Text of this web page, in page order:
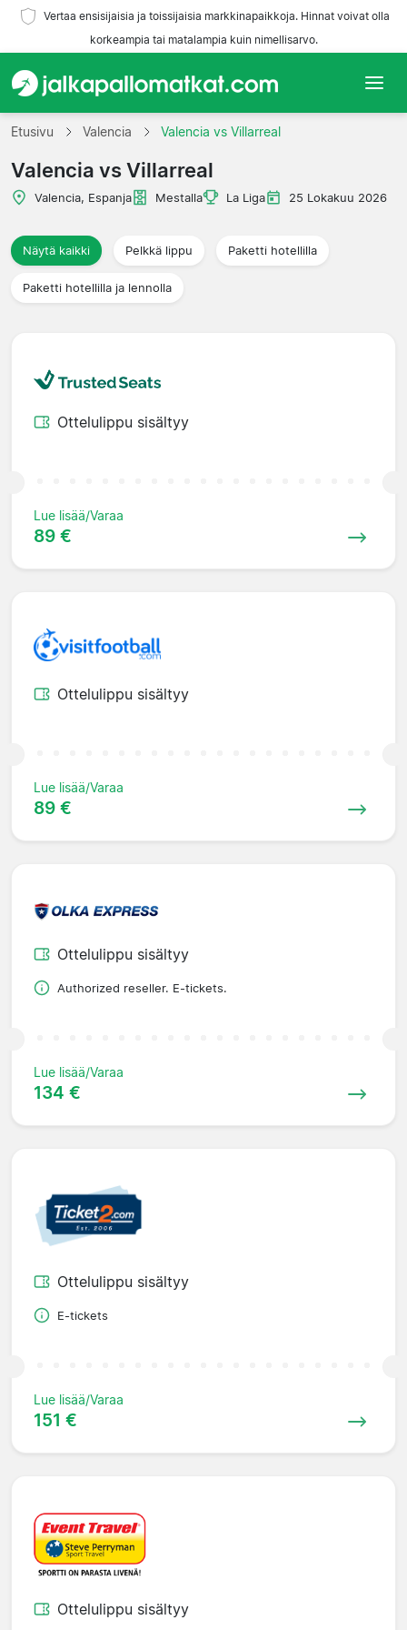
Vertaa ensisijaisia ja toissijaisia markkinapaikkoja. Hinnat voivat olla
korkeampia tai matalampia kuin nimellisarvo.
Etusivu
Joukkueet
Matkatoimistoja
Etusivu Valencia Valencia vs Villarreal
Valencia vs Villarreal
Valencia, Espanja Mestalla La Liga 25 Lokakuu 2026
Näytä kaikki Pelkkä lippu Paketti hotellilla
Paketti hotellilla ja lennolla
Ottelulippu sisältyy
Lue lisää/Varaa
89 €
Ottelulippu sisältyy
Lue lisää/Varaa
89 €
Ottelulippu sisältyy
Authorized reseller. E-tickets.
Lue lisää/Varaa
134 €
Ottelulippu sisältyy
E-tickets
Lue lisää/Varaa
151 €
Ottelulippu sisältyy